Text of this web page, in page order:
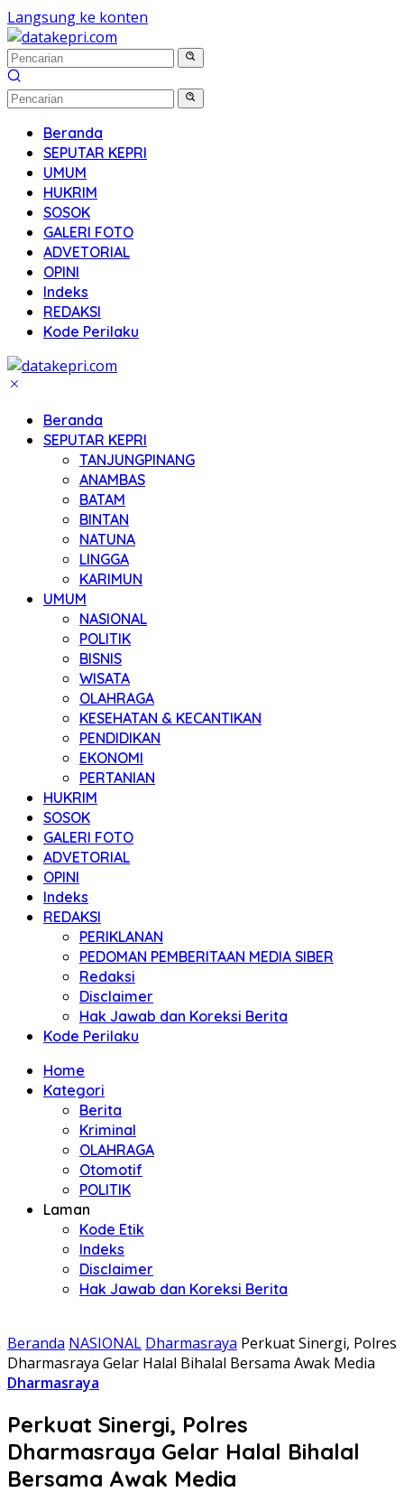
Langsung ke konten
Beranda
SEPUTAR KEPRI
UMUM
HUKRIM
SOSOK
GALERI FOTO
ADVETORIAL
OPINI
Indeks
REDAKSI
Kode Perilaku
Beranda
SEPUTAR KEPRI
TANJUNGPINANG
ANAMBAS
BATAM
BINTAN
NATUNA
LINGGA
KARIMUN
UMUM
NASIONAL
POLITIK
BISNIS
WISATA
OLAHRAGA
KESEHATAN & KECANTIKAN
PENDIDIKAN
EKONOMI
PERTANIAN
HUKRIM
SOSOK
GALERI FOTO
ADVETORIAL
OPINI
Indeks
REDAKSI
PERIKLANAN
PEDOMAN PEMBERITAAN MEDIA SIBER
Redaksi
Disclaimer
Hak Jawab dan Koreksi Berita
Kode Perilaku
Home
Kategori
Berita
Kriminal
OLAHRAGA
Otomotif
POLITIK
Laman
Kode Etik
Indeks
Disclaimer
Hak Jawab dan Koreksi Berita
Beranda NASIONAL Dharmasraya Perkuat Sinergi, Polres
Dharmasraya Gelar Halal Bihalal Bersama Awak Media
Dharmasraya
Perkuat Sinergi, Polres
Dharmasraya Gelar Halal Bihalal
Bersama Awak Media